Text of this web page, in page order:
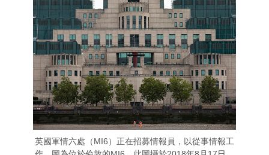
英國軍情六處（MI6）正在招募情報員，以從事情報工